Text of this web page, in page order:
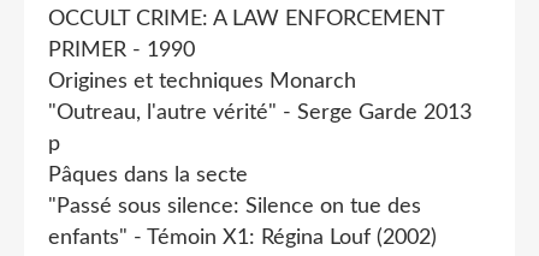
OCCULT CRIME: A LAW ENFORCEMENT
PRIMER - 1990
Origines et techniques Monarch
"Outreau, l'autre vérité" - Serge Garde 2013
p
Pâques dans la secte
"Passé sous silence: Silence on tue des
enfants" - Témoin X1: Régina Louf (2002)